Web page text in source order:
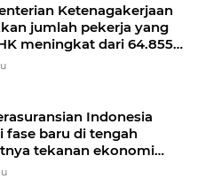
Ketenagakerjaan
jumlah pekerja yang
meningkat dari 64.855
2023 menjadi 77.965
Indonesia
fase baru di tengah
tekanan ekonomi
Progress menilai